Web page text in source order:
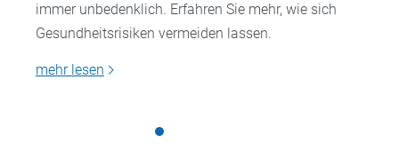
immer unbedenklich. Erfahren Sie mehr, wie sich
Gesundheitsrisiken vermeiden lassen.
mehr lesen